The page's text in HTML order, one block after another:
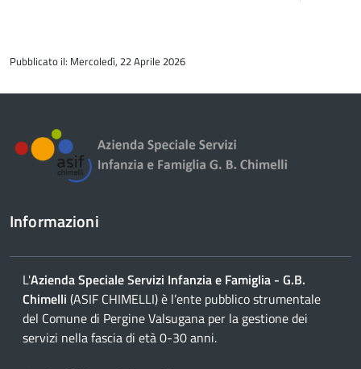
del
Pubblicato il: Mercoledì, 22 Aprile 2026
Informazioni
L'Azienda Speciale Servizi Infanzia e Famiglia - G.B.
Chimelli (ASIF CHIMELLI) è l’ente pubblico strumentale
del Comune di Pergine Valsugana per la gestione dei
servizi nella fascia di età 0-30 anni.